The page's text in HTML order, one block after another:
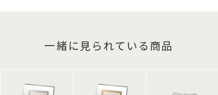
一緒に見られている商品